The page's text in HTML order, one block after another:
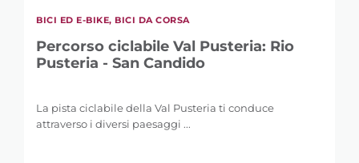
RAFFINA LA
RICERCA
PAROLA CHIAVE
BICI ED E-BIKE, BICI DA CORSA
Percorso ciclabile Val Pusteria: Rio
Pusteria - San Candido
La pista ciclabile della Val Pusteria ti conduce
attraverso i diversi paesaggi ...